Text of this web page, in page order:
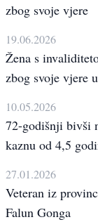
zbog svoje vjere
19.06.2026
Žena s
zbog svoje vjere
10.05.2026
72-godišnji bivši
kaznu od 4,5
27.01.2026
Veteran iz
Falun Gonga